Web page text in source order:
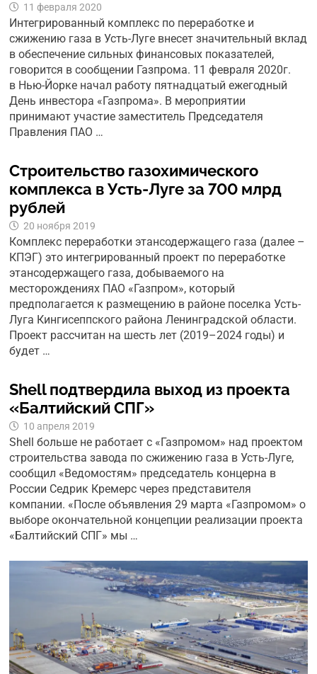
11 февраля 2020
Интегрированный комплекс по переработке и
сжижению газа в Усть-Луге внесет значительный вклад
в обеспечение сильных финансовых показателей,
говорится в сообщении Газпрома. 11 февраля 2020г.
в Нью-Йорке начал работу пятнадцатый ежегодный
День инвестора «Газпрома». В мероприятии
принимают участие заместитель Председателя
Правления ПАО …
Строительство газохимического
комплекса в Усть-Луге за 700 млрд
рублей
20 ноября 2019
Комплекс переработки этансодержащего газа (далее –
КПЭГ) это интегрированный проект по переработке
этансодержащего газа, добываемого на
месторождениях ПАО «Газпром», который
предполагается к размещению в районе поселка Усть-
Луга Кингисеппского района Ленинградской области.
Проект рассчитан на шесть лет (2019–2024 годы) и
будет …
Shell подтвердила выход из проекта
«Балтийский СПГ»
10 апреля 2019
Shell больше не работает с «Газпромом» над проектом
строительства завода по сжижению газа в Усть-Луге,
сообщил «Ведомостям» председатель концерна в
России Седрик Кремерс через представителя
компании. «После объявления 29 марта «Газпромом» о
выборе окончательной концепции реализации проекта
«Балтийский СПГ» мы …